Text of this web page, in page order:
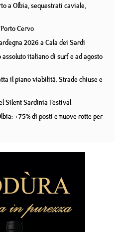
a Olbia, sequestrati caviale,
Cervo
2026 a Cala dei Sardi
italiano di surf e ad agosto
il piano viabilità. Strade chiuse e
Silent Sardinia Festival
+75% di posti e nuove rotte per